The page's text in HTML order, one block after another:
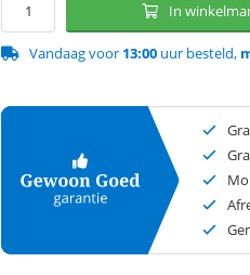
In
Vandaag voor 13:00 uur besteld,